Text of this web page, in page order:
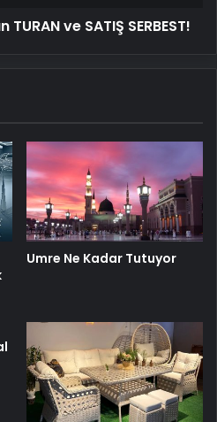
ve SATIŞ SERBEST!
Umre Ne Kadar Tutuyor